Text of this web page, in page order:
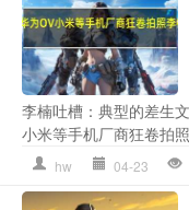
李楠吐槽：典型的差生
小米等手机厂商狂卷拍
hw 04-23